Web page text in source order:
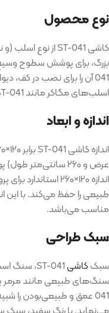
نوع محصول
کاشی ST-041 از نوع اسلب(و
بزرگ، برای پوشش سطوح
041آن را برای نصب در کف،
اسلب‌های مگاکر مانند
اندازه و ابعاد
اندازه کاشی برابر ۱۲۰ ×۲۶۰
عرض و ۲۶۰ سانتی‌متر طول
)
اندازه ۱۲۰
×
۲۶۰ استاندارد
طبیعی را حفظ می‌کند.با این
مناسب می‌باشد.
سبک طراحی
سبککاشی ، سنگ
سنگ‌های طبیعی مانند مرمر
041عمق و طبیعی‌بودن را